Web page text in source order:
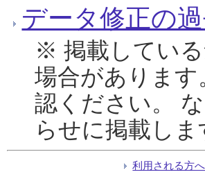
データ修正の
※ 掲載してい
場合がありま
認ください。
らせに掲載しま
利用される方へ